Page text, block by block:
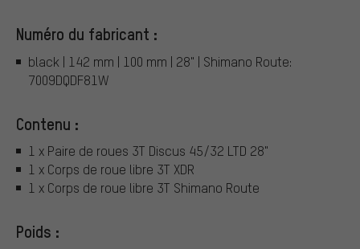
Numéro du fabricant :
black | 142 mm | 100 mm | 28" | Shimano Route:
7009DQDF81W
Contenu :
1 x Paire de roues 3T Discus 45/32 LTD 28"
1 x Corps de roue libre 3T XDR
1 x Corps de roue libre 3T Shimano Route
Poids :